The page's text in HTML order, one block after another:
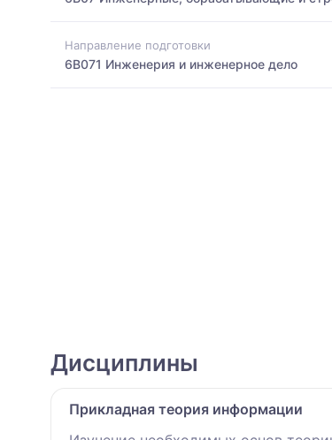
Направление подготовки
6B071 Инженерия и инженерное дело
Дисциплины
Прикладная теория информации